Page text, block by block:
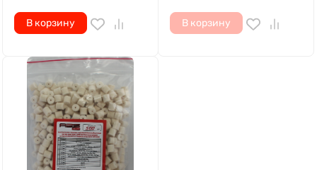
В корзину В корзину